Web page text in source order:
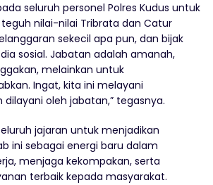
seluruh personel Polres Kudus untuk
nilai-nilai Tribrata dan Catur
sekecil apa pun, dan bijak
sosial. Jabatan adalah amanah,
melainkan untuk
Ingat, kita ini melayani
oleh jabatan,” tegasnya.
jajaran untuk menjadikan
ini sebagai energi baru dalam
menjaga kekompakan, serta
terbaik kepada masyarakat.